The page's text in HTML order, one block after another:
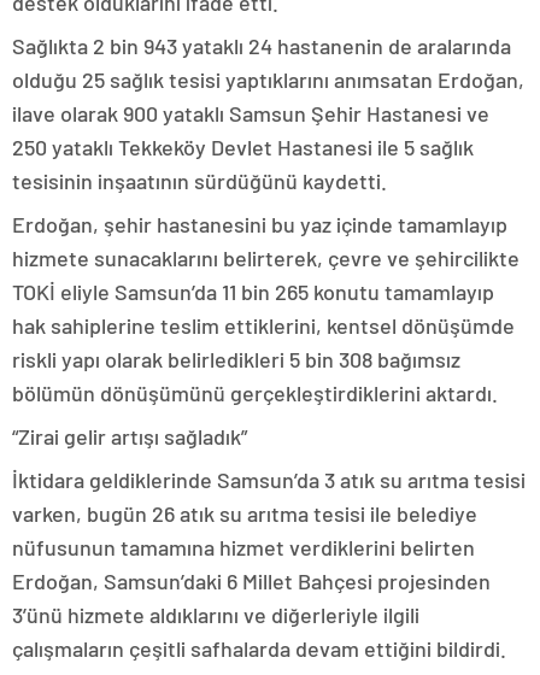
Sağlıkta 2 bin 943 yataklı 24 hastanenin de aralarında
olduğu 25 sağlık tesisi yaptıklarını anımsatan Erdoğan,
ilave olarak 900 yataklı Samsun Şehir Hastanesi ve
250 yataklı Tekkeköy Devlet Hastanesi ile 5 sağlık
tesisinin inşaatının sürdüğünü kaydetti.
Erdoğan, şehir hastanesini bu yaz içinde tamamlayıp
hizmete sunacaklarını belirterek, çevre ve şehircilikte
TOKİ eliyle Samsun’da 11 bin 265 konutu tamamlayıp
hak sahiplerine teslim ettiklerini, kentsel dönüşümde
riskli yapı olarak belirledikleri 5 bin 308 bağımsız
bölümün dönüşümünü gerçekleştirdiklerini aktardı.
“Zirai gelir artışı sağladık”
İktidara geldiklerinde Samsun’da 3 atık su arıtma tesisi
varken, bugün 26 atık su arıtma tesisi ile belediye
nüfusunun tamamına hizmet verdiklerini belirten
Erdoğan, Samsun’daki 6 Millet Bahçesi projesinden
3’ünü hizmete aldıklarını ve diğerleriyle ilgili
çalışmaların çeşitli safhalarda devam ettiğini bildirdi.